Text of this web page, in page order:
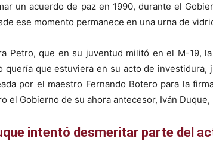
un acuerdo de paz en 1990, durante el
ese momento permanece en una urna de
Petro, que en su juventud militó en el M-19,
quería que estuviera en su acto de investidura,
por el maestro Fernando Botero para la
el Gobierno de su ahora antecesor, Iván
intentó desmeritar parte del